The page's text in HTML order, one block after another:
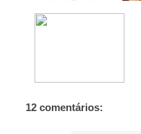
12 comentários: